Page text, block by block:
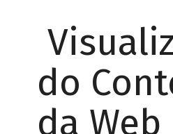
do
da Web